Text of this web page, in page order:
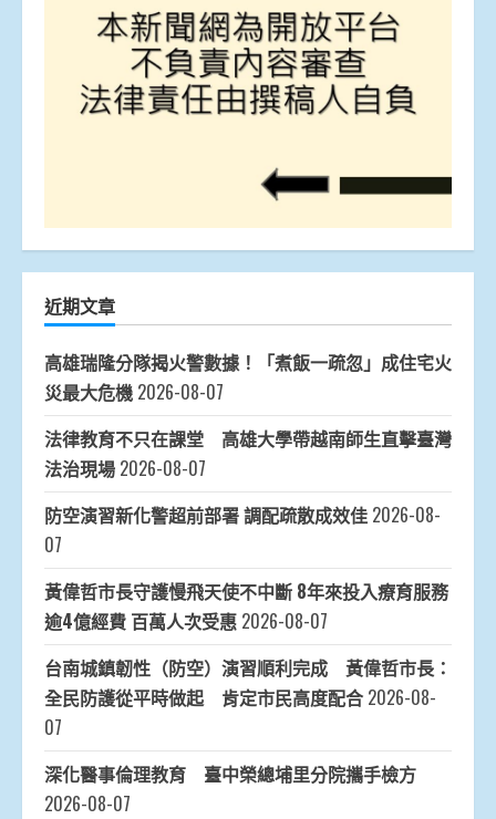
近期文章
高雄瑞隆分隊揭火警數據！「煮飯一疏忽」成住宅火
災最大危機 2026-08-07
法律教育不只在課堂 高雄大學帶越南師生直擊臺灣
法治現場 2026-08-07
防空演習新化警超前部署 調配疏散成效佳 2026-08-
07
黃偉哲市長守護慢飛天使不中斷 8年來投入療育服務
逾4億經費 百萬人次受惠 2026-08-07
台南城鎮韌性（防空）演習順利完成 黃偉哲市長：
全民防護從平時做起 肯定市民高度配合 2026-08-
07
深化醫事倫理教育 臺中榮總埔里分院攜手檢方
2026-08-07